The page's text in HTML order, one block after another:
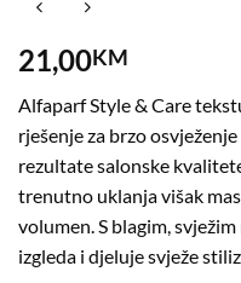
21,00KM
Alfaparf Style & Care
rješenje za brzo
rezultate salonske
trenutno uklanja višak
volumen. S blagim,
izgleda i djeluje svježe